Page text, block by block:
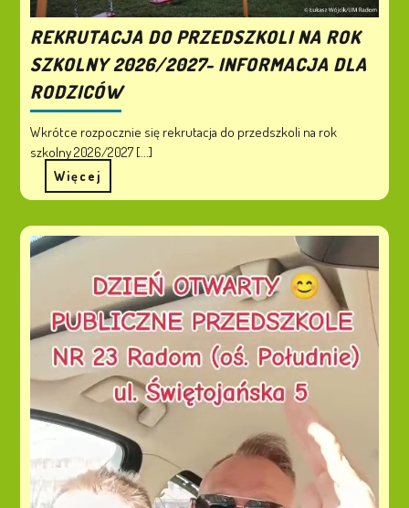
REKRUTACJA DO PRZEDSZKOLI NA ROK
SZKOLNY 2026/2027- INFORMACJA DLA
RODZICÓW
Wkrótce rozpocznie się rekrutacja do przedszkoli na rok
szkolny 2026/2027 [...]
Więcej